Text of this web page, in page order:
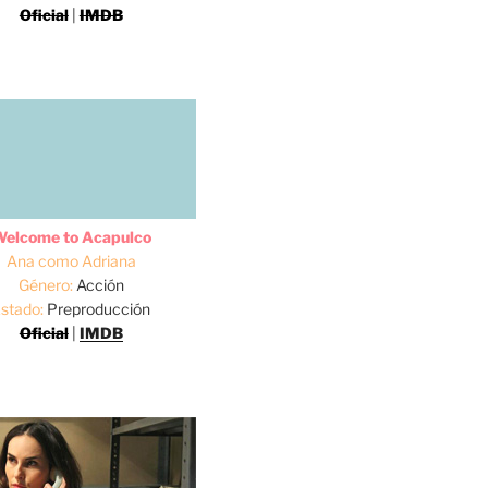
Oficial|IMDB
to Acapulco
Ana como Adriana
Género:Acción
Preproducción
Oficial| IMDB